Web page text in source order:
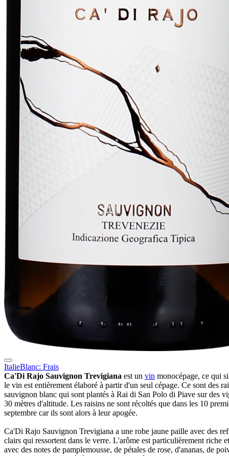
ItalieBlanc: Frais
Ca'Di Rajo Sauvignon Trevigiana est un vin monocépage, ce qui
le vin est entièrement élaboré à partir d'un seul cépage. Ce sont des
sauvignon blanc qui sont plantés à Rai di San Polo di Piave sur des
30 mètres d'altitude. Les raisins ne sont récoltés que dans les 10
septembre car ils sont alors à leur apogée.
Ca'Di Rajo Sauvignon Trevigiana a une robe jaune paille avec des
clairs qui ressortent dans le verre. L'arôme est particulièrement riche
avec des notes de pamplemousse, de pétales de rose, d'ananas, de